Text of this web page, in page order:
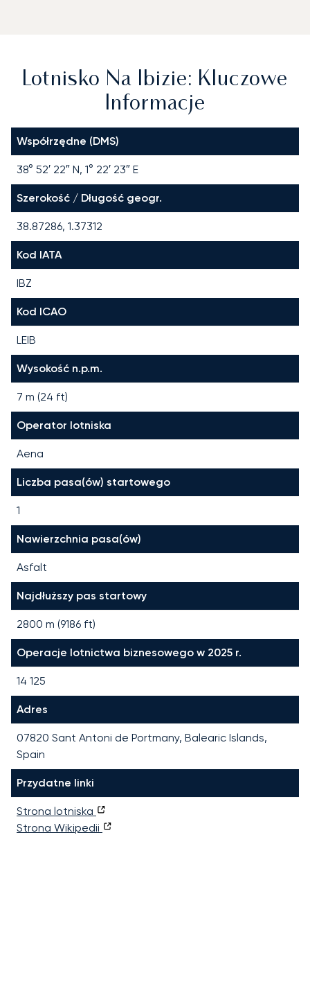
Lotnisko Na Ibizie: Kluczowe
Informacje
Współrzędne (DMS)
38° 52′ 22″ N, 1° 22′ 23″ E
Szerokość / Długość geogr.
38.87286, 1.37312
Kod IATA
IBZ
Kod ICAO
LEIB
Wysokość n.p.m.
7 m (24 ft)
Operator lotniska
Aena
Liczba pasa(ów) startowego
1
Nawierzchnia pasa(ów)
Asfalt
Najdłuższy pas startowy
2800 m (9186 ft)
Operacje lotnictwa biznesowego w 2025 r.
14 125
Adres
07820 Sant Antoni de Portmany, Balearic Islands,
Spain
Przydatne linki
Strona lotniska
Strona Wikipedii